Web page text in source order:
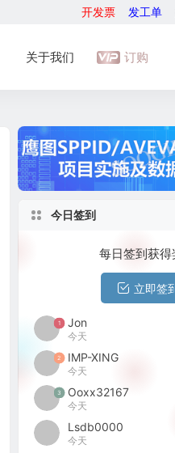
开发票 发工单
关于我们 订购
今日签到
每日签到获得
立即签
1 Jon
今天
2 IMP-XING
今天
3 Ooxx32167
今天
Lsdb0000
今天